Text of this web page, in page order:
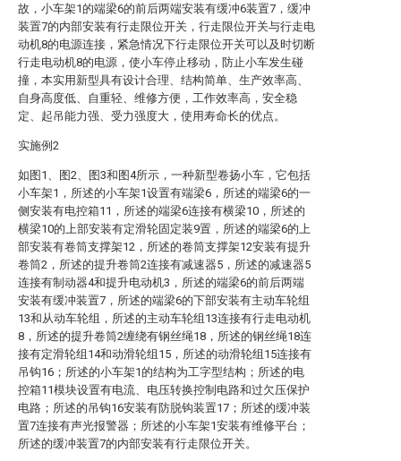
故，小车架1的端梁6的前后两端安装有缓冲6装置7，缓冲
装置7的内部安装有行走限位开关，行走限位开关与行走电
动机8的电源连接，紧急情况下行走限位开关可以及时切断
行走电动机8的电源，使小车停止移动，防止小车发生碰
撞，本实用新型具有设计合理、结构简单、生产效率高、
自身高度低、自重轻、维修方便，工作效率高，安全稳
定、起吊能力强、受力强度大，使用寿命长的优点。
实施例2
如图1、图2、图3和图4所示，一种新型卷扬小车，它包括
小车架1，所述的小车架1设置有端梁6，所述的端梁6的一
侧安装有电控箱11，所述的端梁6连接有横梁10，所述的
横梁10的上部安装有定滑轮固定装9置，所述的端梁6的上
部安装有卷筒支撑架12，所述的卷筒支撑架12安装有提升
卷筒2，所述的提升卷筒2连接有减速器5，所述的减速器5
连接有制动器4和提升电动机3，所述的端梁6的前后两端
安装有缓冲装置7，所述的端梁6的下部安装有主动车轮组
13和从动车轮组，所述的主动车轮组13连接有行走电动机
8，所述的提升卷筒2缠绕有钢丝绳18，所述的钢丝绳18连
接有定滑轮组14和动滑轮组15，所述的动滑轮组15连接有
吊钩16；所述的小车架1的结构为工字型结构；所述的电
控箱11模块设置有电流、电压转换控制电路和过欠压保护
电路；所述的吊钩16安装有防脱钩装置17；所述的缓冲装
置7连接有声光报警器；所述的小车架1安装有维修平台；
所述的缓冲装置7的内部安装有行走限位开关。